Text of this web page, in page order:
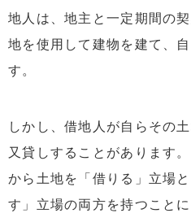
地人は、地主と一定期間の
地を使用して建物を建て、
す。
しかし、借地人が自らその
又貸しすることがあります
から土地を「借りる」立場
す」立場の両方を持つこと